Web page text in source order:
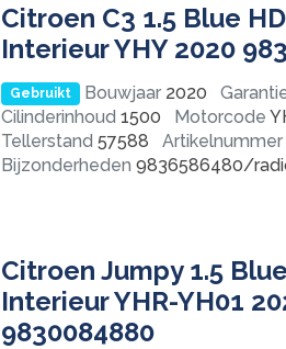
Citroen C3 1.5 Blue
Interieur YHY 2020
Gebruikt Bouwjaar2020
Cilinderinhoud 1500 Motorcode
Tellerstand 57588 Artikelnummer
Bijzonderheden 9836586480/
Citroen Jumpy 1.5
Interieur YHR-YH01
9830084880